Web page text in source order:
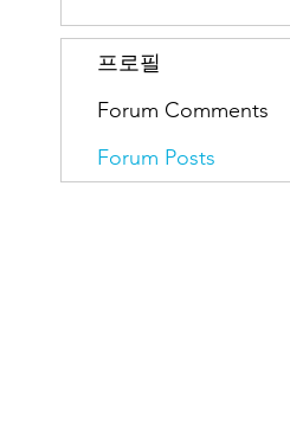
프로필
Forum Comments
Forum Posts